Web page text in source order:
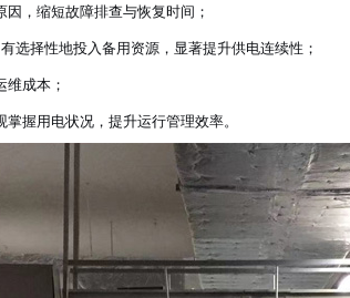
，缩短故障排查与恢复时间；
选择性地投入备用资源，显著提升供电连续性；
成本；
握用电状况，提升运行管理效率。